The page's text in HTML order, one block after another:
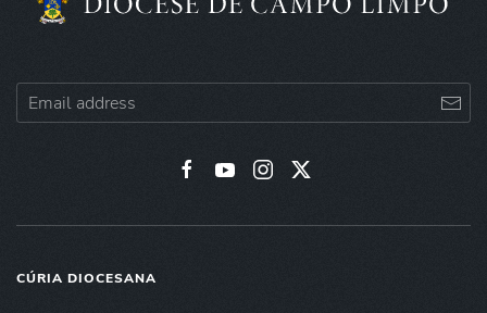
CÚRIA DIOCESANA